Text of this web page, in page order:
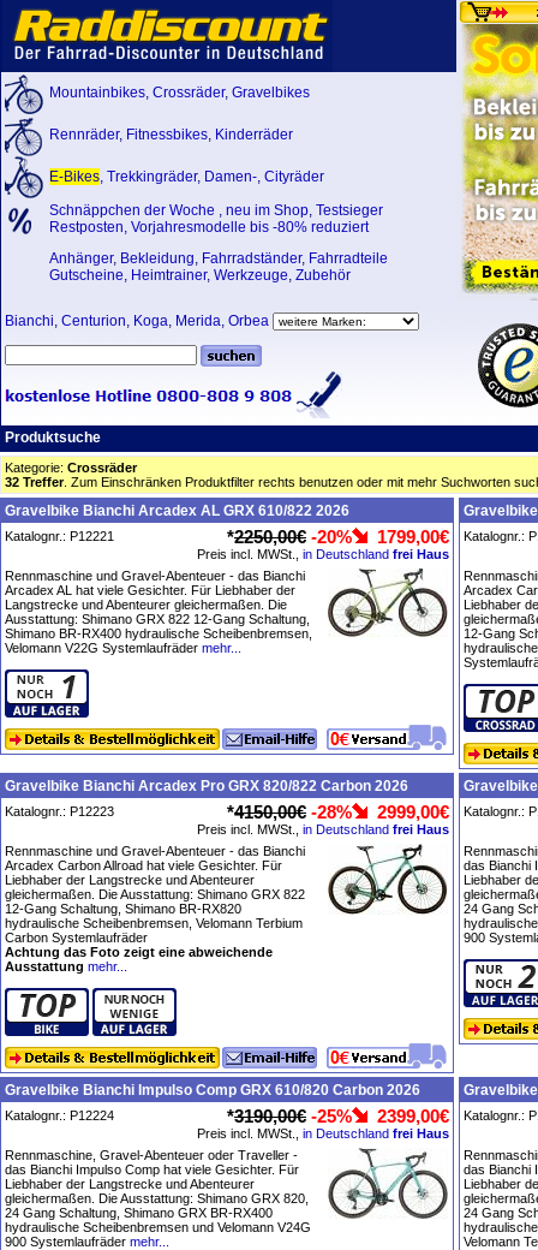
Mountainbikes, Crossräder, Gravelbikes
Rennräder, Fitnessbikes, Kinderräder
E-Bikes, Trekkingräder, Damen-, Cityräder
Schnäppchen der Woche , neu im Shop, Testsieger
Restposten, Vorjahresmodelle bis -80% reduziert
Anhänger, Bekleidung, Fahrradständer, Fahrradteile
Gutscheine, Heimtrainer, Werkzeuge, Zubehör
Bianchi, Centurion, Koga, Merida, Orbea
Produktsuche
Kategorie: Crossräder
32 Treffer. Zum Einschränken Produktfilter rechts benutzen oder mit mehr Suchworten
Gravelbike Bianchi Arcadex AL GRX 610/822 2026
Katalognr.: P12221 *2250,00€ -20% 1799,00€
Preis incl. MWSt., in Deutschland frei Haus
Rennmaschine und Gravel-Abenteuer - das Bianchi
Arcadex AL hat viele Gesichter. Für Liebhaber der
Langstrecke und Abenteurer gleichermaßen. Die
Ausstattung: Shimano GRX 822 12-Gang Schaltung,
Shimano BR-RX400 hydraulische Scheibenbremsen,
Velomann V22G Systemlaufräder mehr...
Katalognr.:
Arcadex
Liebhaber
12-Gang
Gravelbike Bianchi Arcadex Pro GRX 820/822 Carbon 2026
Katalognr.: P12223 *4150,00€ -28% 2999,00€
Preis incl. MWSt., in Deutschland frei Haus
Rennmaschine und Gravel-Abenteuer - das Bianchi
Arcadex Carbon Allroad hat viele Gesichter. Für
Liebhaber der Langstrecke und Abenteurer
gleichermaßen. Die Ausstattung: Shimano GRX 822
12-Gang Schaltung, Shimano BR-RX820
hydraulische Scheibenbremsen, Velomann Terbium
Carbon Systemlaufräder
Achtung das Foto zeigt eine abweichende
Ausstattung mehr...
Katalognr.:
das Bianchi
Liebhaber
24 Gang
900
Gravelbike Bianchi Impulso Comp GRX 610/820 Carbon 2026
Katalognr.: P12224 *3190,00€ -25% 2399,00€
Preis incl. MWSt., in Deutschland frei Haus
Rennmaschine, Gravel-Abenteuer oder Traveller -
das Bianchi Impulso Comp hat viele Gesichter. Für
Liebhaber der Langstrecke und Abenteurer
gleichermaßen. Die Ausstattung: Shimano GRX 820,
24 Gang Schaltung, Shimano GRX BR-RX400
hydraulische Scheibenbremsen und Velomann V24G
900 Systemlaufräder mehr...
Katalognr.:
das Bianchi
Liebhaber
24 Gang
Velomann